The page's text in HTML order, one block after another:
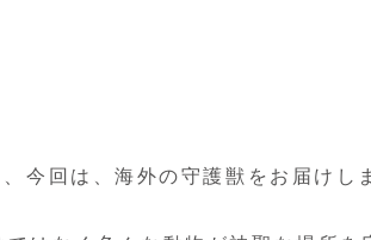
今回は、海外の守護獣をお届けし